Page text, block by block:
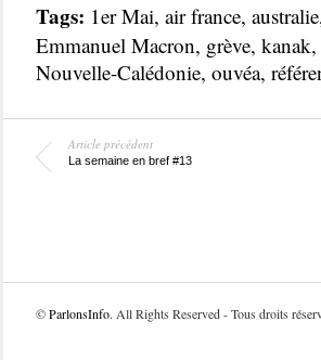
Tags: 1er Mai, air france, australie
Emmanuel Macron, grève, kanak,
Nouvelle-Calédonie, ouvéa,
Article précédent
La semaine en bref #13
©ParlonsInfo. All Rights Reserved - Tous droits